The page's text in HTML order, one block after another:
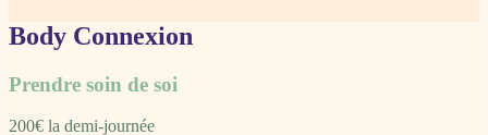
Body Connexion
Prendre soin de soi
200€ la demi-journée